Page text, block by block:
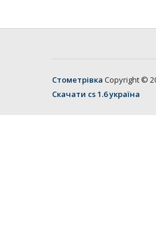
Стометрівка Copyright ©
Скачати cs 1.6 україна